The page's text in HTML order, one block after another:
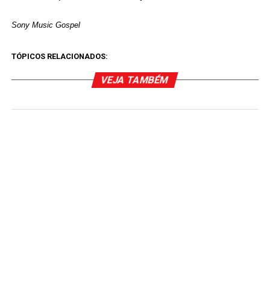
Sony Music Gospel
TÓPICOS RELACIONADOS:
VEJA TAMBÉM